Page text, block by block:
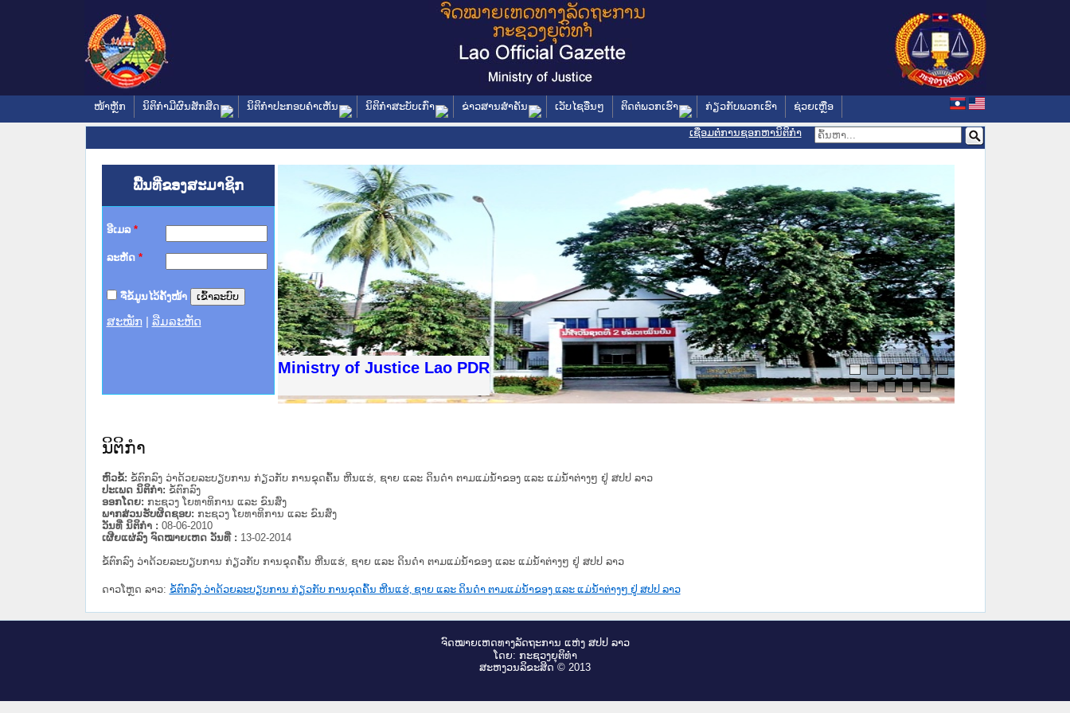
ໜ້າຫຼັກ ນິຕິກໍາມີຜົນສັກສິດ ນິຕິກໍາປະກອບຄໍາເຫັນ ນິຕິກໍາສະບັບເກົ່າ ຂ່າວສານສໍາຄັນ ເວັບໄຊອື່ນໆ ຕິດຕໍ່ພວກເຮົາ ກ່ຽວກັບພວກເຮົາ ຊ່ວຍເຫຼືອ
ເຊື່ອມຕໍ່ການຊອກຫານິຕິກຳ
ພື້ນທີ່ຂອງສະມາຊິກ
ອີເມລ *
ລະຫັດ *
ຈື່ຂໍ້ມູນໄວ້ຄັ້ງໜ້າ
ສະໝັກ ລືມລະຫັດ
Ministry of Justice Lao PDR
ານສະພາປະຊາຊົນ ພາກເໜືອ
ທາງລັດຖະການ
ສຳລັບ ພາກກາງ
ສຳລັບ ພາກໃຕ້
ວິທະຍາຄານຕຳຫຼວດປະຊາຊົນ
ວິທະຍາຄານສັນຕິບານປະຊາຊົນ
ຂັ້ນແຂວງພາກເໜືອ
ານສະພາປະຊາຊົນ ພາກກາງ
ນິຕິກໍາ
ຫົວຂໍ້: ຂໍ້ຕົກລົງ ວ່າດ້ວຍລະບຽບການ ກ່ຽວກັບ ການຂຸດຄົ້ນ ຫີນແຮ່, ຊາຍ ແລະ ດິນດໍາ ຕາມແມ່ນໍ້າຂອງ ແລະ ແມ່ນໍ້າຕ່າງໆ ຢູ່ ສປປ ລາວ
ປະເພດ ນິຕິກໍາ: ຂໍ້ຕົກລົງ
ອອກໂດຍ: ກະຊວງ ໂຍທາທິການ ແລະ ຂົນສົ່ງ
ພາກສ່ວນຮັບຜິດຊອບ: ກະຊວງ ໂຍທາທິການ ແລະ ຂົນສົ່ງ
ວັນທີ່ ນິຕິກໍາ : 08-06-2010
ເຜີຍແຜ່ລົງ ຈົດໝາຍເຫດ ວັນທີ່ : 13-02-2014
ຂໍ້ຕົກລົງ ວ່າດ້ວຍລະບຽບການ ກ່ຽວກັບ ການຂຸດຄົ້ນ ຫີນແຮ່, ຊາຍ ແລະ ດິນດໍາ ຕາມແມ່ນໍ້າຂອງ ແລະ ແມ່ນໍ້າຕ່າງໆ ຢູ່ ສປປ ລາວ
ດາວໂຫຼດ ລາວ: ຂໍ້ຕົກລົງ ວ່າດ້ວຍລະບຽບການ ກ່ຽວກັບ ການຂຸດຄົ້ນ ຫີນແຮ່, ຊາຍ ແລະ ດິນດໍາ ຕາມແມ່ນໍ້າຂອງ ແລະ ແມ່ນໍ້າຕ່າງໆ ຢູ່ ສປປ ລາວ
ຈົດ​ໝາຍ​ເຫດ​ທາງ​ລັດ​ຖະ​ການ ແຫ່ງ ສ​ປ​ປ ລາວ
ໂດຍ: ກະ​ຊວງຍຸ​ຕິ​ທຳ
ສະ​ຫງວນ​ລິ​ຂະ​ສິດ © 2013